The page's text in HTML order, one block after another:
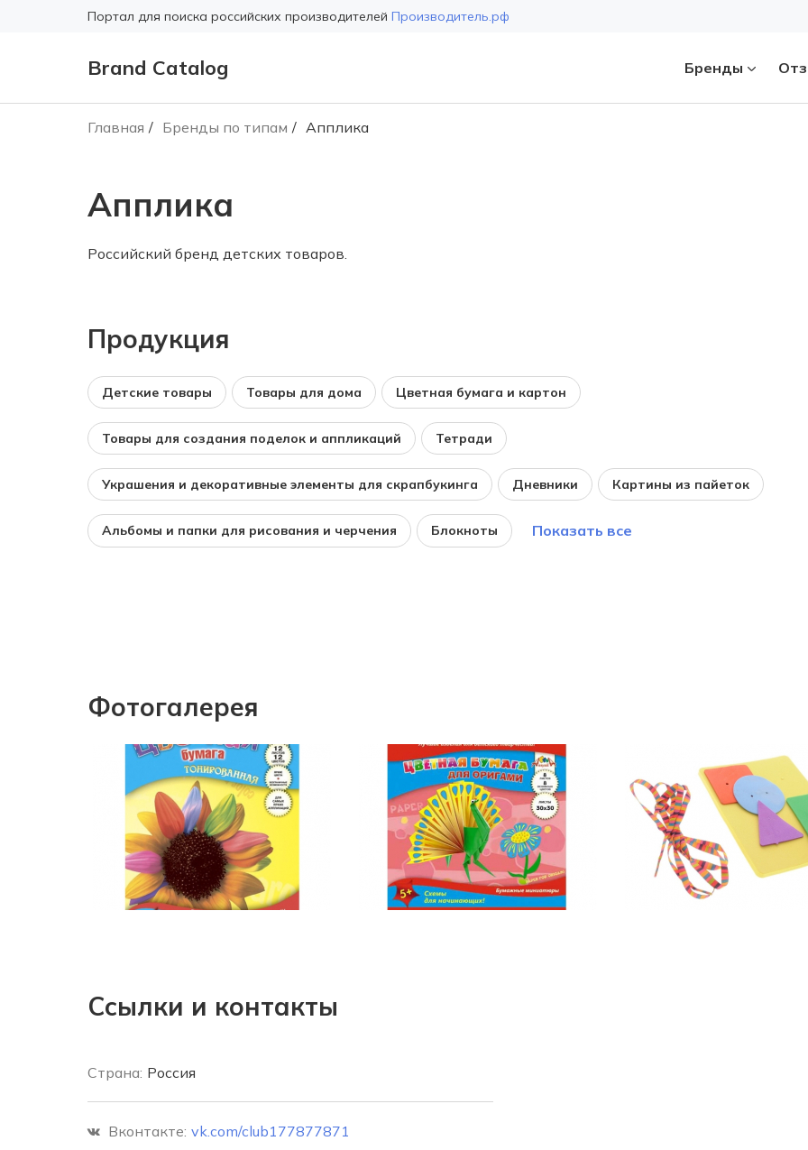
Портал для поиска российских производителей Производитель.рф
Brand Catalog Бренды
Главная Бренды по типам Апплика
Апплика
Российский бренд детских товаров.
Продукция
Детские товары Товары для дома Цветная бумага и картон
Товары для создания поделок и аппликаций Тетради
Украшения и декоративные элементы для скрапбукинга Дневники Картины из пайеток
Альбомы и папки для рисования и черчения Блокноты Показать все
Фотогалерея
Ссылки и контакты
Страна: Россия
Вконтакте: vk.com/club177877871